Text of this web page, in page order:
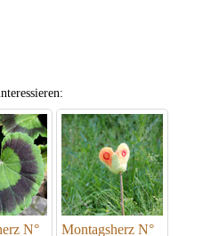
N°
Montagsherz N°